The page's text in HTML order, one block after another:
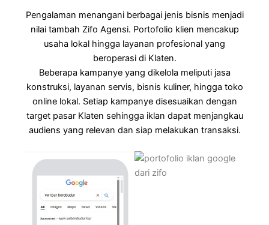
Pengalaman menangani berbagai jenis bisnis menjadi
nilai tambah Zifo Agensi. Portofolio klien mencakup
usaha lokal hingga layanan profesional yang
beroperasi di Klaten.
Beberapa kampanye yang dikelola meliputi jasa
konstruksi, layanan servis, bisnis kuliner, hingga toko
online lokal. Setiap kampanye disesuaikan dengan
target pasar Klaten sehingga iklan dapat menjangkau
audiens yang relevan dan siap melakukan transaksi.